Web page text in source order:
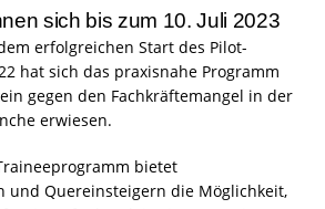
sich bis zum 10. Juli 2023
erfolgreichen Start des Pilot-
hat sich das praxisnahe Programm
gegen den Fachkräftemangel in der
erwiesen.
bietet
und Quereinsteigern die Möglichkeit,